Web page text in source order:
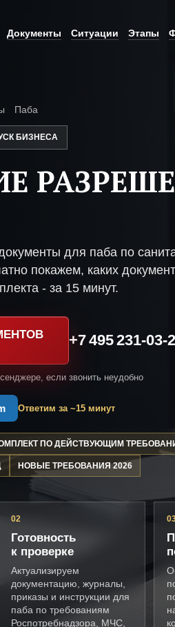
Документы Ситуации Этапы
Паба
БИЗНЕСА
для паба по
покажем, каких
- за 15 минут.
+7 495 231-03-
если звонить неудобно
Ответим за ~15 минут
ПО ДЕЙСТВУЮЩИМ
НОВЫЕ ТРЕБОВАНИЯ 2026
02
Готовность
к проверке
Актуализируем
документацию, журналы,
приказы и инструкции для
паба по требованиям
Роспотребнадзора, МЧС,